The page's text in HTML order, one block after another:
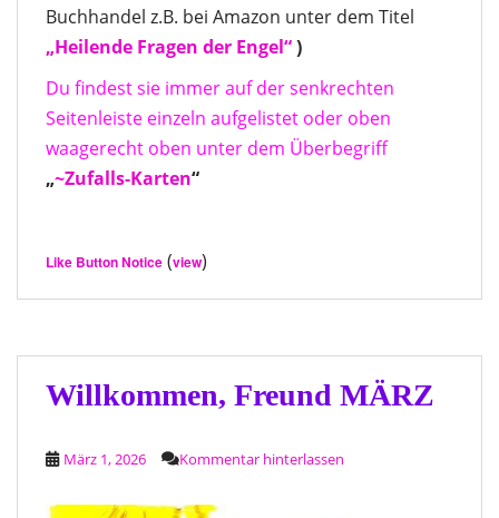
Buchhandel z.B. bei Amazon unter dem Titel
„Heilende Fragen der Engel“)
Du findest sie immer auf der senkrechten
Seitenleiste einzeln aufgelistet oder oben
waagerecht oben unter dem Überbegriff
„~Zufalls-Karten“
Like Button Notice (view)
Willkommen, Freund MÄRZ
März 1, 2026 Kommentar hinterlassen